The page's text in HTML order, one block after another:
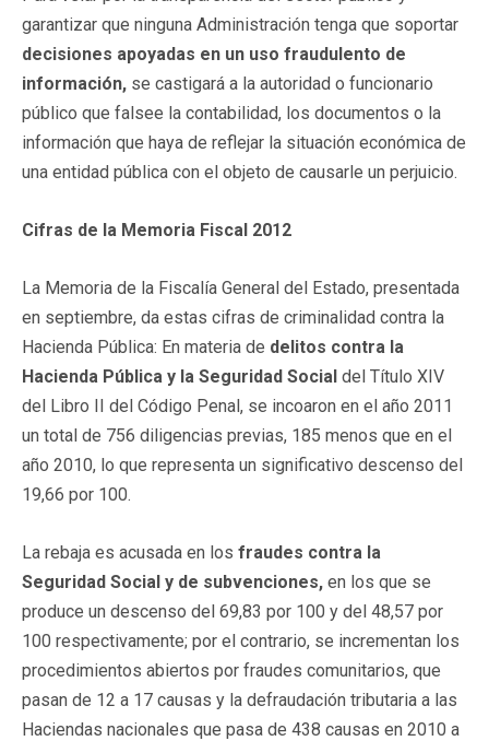
garantizar que ninguna Administración tenga que soportar
decisiones apoyadas en un uso fraudulento de
información, se castigará a la autoridad o funcionario
público que falsee la contabilidad, los documentos o la
información que haya de reflejar la situación económica de
una entidad pública con el objeto de causarle un perjuicio.
Cifras de la Memoria Fiscal 2012
La Memoria de la Fiscalía General del Estado, presentada
en septiembre, da estas cifras de criminalidad contra la
Hacienda Pública: En materia de delitos contra la
Hacienda Pública y la Seguridad Social del Título XIV
del Libro II del Código Penal, se incoaron en el año 2011
un total de 756 diligencias previas, 185 menos que en el
año 2010, lo que representa un significativo descenso del
19,66 por 100.
La rebaja es acusada en los fraudes contra la
Seguridad Social y de subvenciones, en los que se
produce un descenso del 69,83 por 100 y del 48,57 por
100 respectivamente; por el contrario, se incrementan los
procedimientos abiertos por fraudes comunitarios, que
pasan de 12 a 17 causas y la defraudación tributaria a las
Haciendas nacionales que pasa de 438 causas en 2010 a